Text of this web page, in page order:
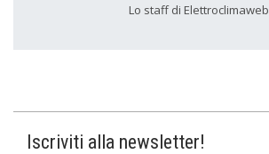
Lo staff di Elettroclimaweb
Iscriviti alla newsletter!